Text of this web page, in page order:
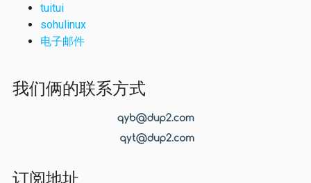
tuitui
sohulinux
电子邮件
我们俩的联系方式
订阅地址